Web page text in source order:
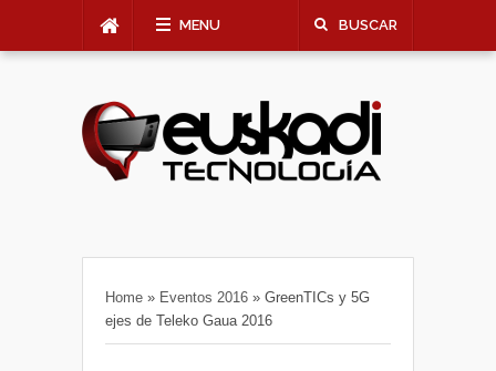
MENU BUSCAR
Home » Eventos 2016 » GreenTICs y 5G
ejes de Teleko Gaua 2016